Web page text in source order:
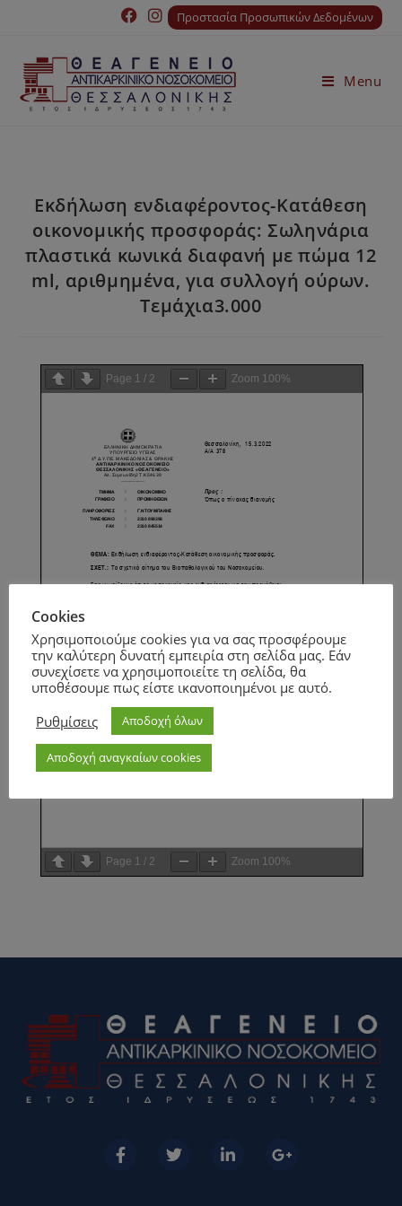
Προστασία Προσωπικών Δεδομένων
Menu
Εκδήλωση ενδιαφέροντος-Κατάθεση
οικονομικής προσφοράς: Σωληνάρια
πλαστικά κωνικά διαφανή με πώμα 12
ml, αριθμημένα, για συλλογή ούρων.
Τεμάχια3.000
Page 1 / 2 Zoom 100%
Page 1 / 2 Zoom 100%
Cookies
Χρησιμοποιούμε cookies για να σας προσφέρουμε
την καλύτερη δυνατή εμπειρία στη σελίδα μας. Εάν
συνεχίσετε να χρησιμοποιείτε τη σελίδα, θα
υποθέσουμε πως είστε ικανοποιημένοι με αυτό.
Ρυθμίσεις
Αποδοχή όλων
Αποδοχή αναγκαίων cookies